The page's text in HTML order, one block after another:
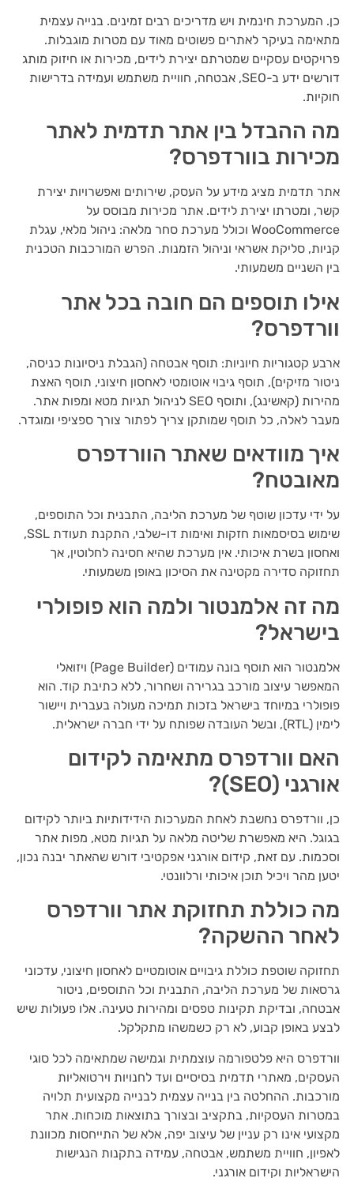
כן. המערכת חינמית ויש מדריכים רבים זמינים. בנייה עצמית
מתאימה בעיקר לאתרים פשוטים מאוד עם מטרות מוגבלות.
פרויקטים עסקיים שמטרתם יצירת לידים, מכירות או חיזוק מותג
דורשים ידע ב-SEO, אבטחה, חוויית משתמש ועמידה בדרישות
חוקיות.
מה ההבדל בין אתר תדמית לאתר
מכירות בוורדפרס?
אתר תדמית מציג מידע על העסק, שירותים ואפשרויות יצירת
קשר, ומטרתו יצירת לידים. אתר מכירות מבוסס על
WooCommerce וכולל מערכת סחר מלאה: ניהול מלאי, עגלת
קניות, סליקת אשראי וניהול הזמנות. הפרש המורכבות הטכנית
בין השניים משמעותי.
אילו תוספים הם חובה בכל אתר
וורדפרס?
ארבע קטגוריות חיוניות: תוסף אבטחה (הגבלת ניסיונות כניסה,
ניטור מזיקים), תוסף גיבוי אוטומטי לאחסון חיצוני, תוסף האצת
מהירות (קאשינג), ותוסף SEO לניהול תגיות מטא ומפות אתר.
מעבר לאלה, כל תוסף שמותקן צריך לפתור צורך ספציפי ומוגדר.
איך מוודאים שאתר הוורדפרס
מאובטח?
על ידי עדכון שוטף של מערכת הליבה, התבנית וכל התוספים,
שימוש בסיסמאות חזקות ואימות דו-שלבי, התקנת תעודת SSL,
ואחסון בשרת איכותי. אין מערכת שהיא חסינה לחלוטין, אך
תחזוקה סדירה מקטינה את הסיכון באופן משמעותי.
מה זה אלמנטור ולמה הוא פופולרי
בישראל?
אלמנטור הוא תוסף בונה עמודים (Page Builder) ויזואלי
המאפשר עיצוב מורכב בגרירה ושחרור, ללא כתיבת קוד. הוא
פופולרי במיוחד בישראל בזכות תמיכה מעולה בעברית ויישור
לימין (RTL), ובשל העובדה שפותח על ידי חברה ישראלית.
האם וורדפרס מתאימה לקידום
אורגני (SEO)?
כן, וורדפרס נחשבת לאחת המערכות הידידותיות ביותר לקידום
בגוגל. היא מאפשרת שליטה מלאה על תגיות מטא, מפות אתר
וסכמות. עם זאת, קידום אורגני אפקטיבי דורש שהאתר יבנה נכון,
יטען מהר ויכיל תוכן איכותי ורלוונטי.
מה כוללת תחזוקת אתר וורדפרס
לאחר ההשקה?
תחזוקה שוטפת כוללת גיבויים אוטומטיים לאחסון חיצוני, עדכוני
גרסאות של מערכת הליבה, התבנית וכל התוספים, ניטור
אבטחה, ובדיקת תקינות טפסים ומהירות טעינה. אלו פעולות שיש
לבצע באופן קבוע, לא רק כשמשהו מתקלקל.
וורדפרס היא פלטפורמה עוצמתית וגמישה שמתאימה לכל סוגי
העסקים, מאתרי תדמית בסיסיים ועד לחנויות וירטואליות
מורכבות. ההחלטה בין בנייה עצמית לבנייה מקצועית תלויה
במטרות העסקיות, בתקציב ובצורך בתוצאות מוכחות. אתר
מקצועי אינו רק עניין של עיצוב יפה, אלא של התייחסות מכוונת
לאפיון, חוויית משתמש, אבטחה, עמידה בתקנות הנגישות
הישראליות וקידום אורגני.